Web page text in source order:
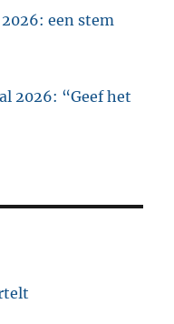
een stem
2026: “Geef het